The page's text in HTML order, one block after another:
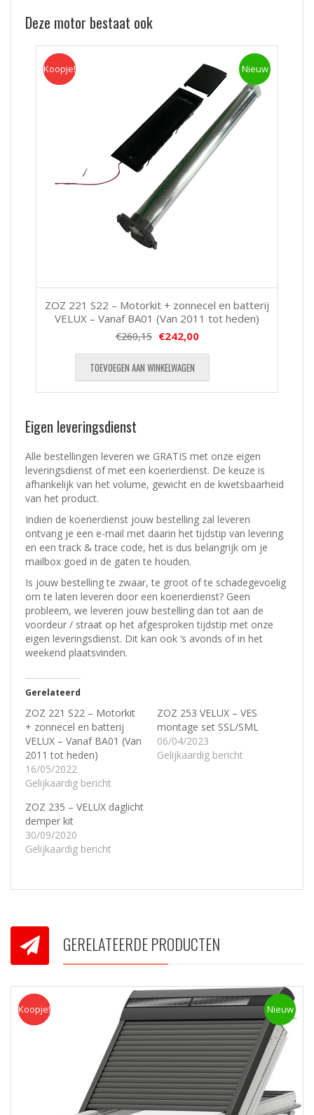
Deze motor bestaat ook
Koopje Nieuw
Koopje!
ZOZ 221 S22 – Motorkit + zonnecel en batterij
VELUX – Vanaf BA01 (Van 2011 tot heden)
€260,15 €242,00
TOEVOEGEN AAN WINKELWAGEN
Eigen leveringsdienst
Alle bestellingen leveren we GRATIS met onze eigen
leveringsdienst of met een koerierdienst. De keuze is
afhankelijk van het volume, gewicht en de kwetsbaarheid
van het product.
Indien de koerierdienst jouw bestelling zal leveren
ontvang je een e-mail met daarin het tijdstip van levering
en een track & trace code, het is dus belangrijk om je
mailbox goed in de gaten te houden.
Is jouw bestelling te zwaar, te groot of te schadegevoelig
om te laten leveren door een koerierdienst? Geen
probleem, we leveren jouw bestelling dan tot aan de
voordeur / straat op het afgesproken tijdstip met onze
eigen leveringsdienst. Dit kan ook ‘s avonds of in het
weekend plaatsvinden.
Gerelateerd
ZOZ 221 S22 – Motorkit
+ zonnecel en batterij
VELUX – Vanaf BA01 (Van
2011 tot heden)
16/05/2022
Gelijkaardig bericht
ZOZ 253 VELUX – VES
montage set SSL/SML
06/04/2023
Gelijkaardig bericht
ZOZ 235 – VELUX daglicht
demper kit
30/09/2020
Gelijkaardig bericht
GERELATEERDE PRODUCTEN
Koopje Nieuw
Koopje!